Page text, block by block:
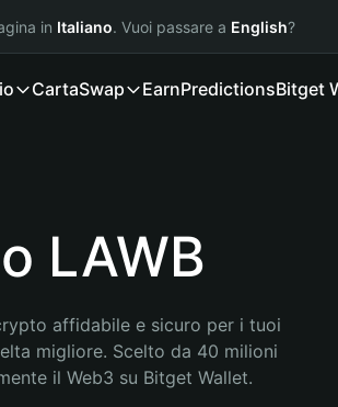
in Italiano. Vuoi passare a English?
CartaSwap EarnPredictionsBitget
LAWB
affidabile e sicuro per i tuoi
migliore. Scelto da 40 milioni
il Web3 su Bitget Wallet.